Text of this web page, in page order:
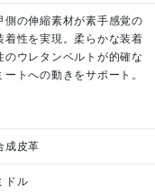
側の伸縮素材が素手感覚の
着性を実現。柔らかな装着
のウレタンベルトが的確な
ートへの動きをサポート。
成皮革
ドル